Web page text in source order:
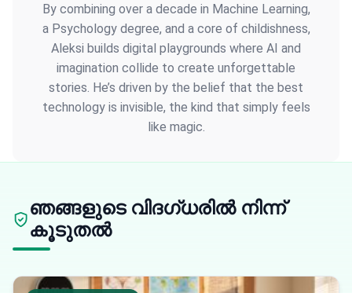
By combining over a decade in Machine Learning,
a Psychology degree, and a core of childishness,
Aleksi builds digital playgrounds where AI and
imagination collide to create unforgettable
stories. He’s driven by the belief that the best
technology is invisible, the kind that simply feels
like magic.
ഞങ്ങളുടെ വിദഗ്ധരിൽ നിന്ന്
കൂടുതൽ